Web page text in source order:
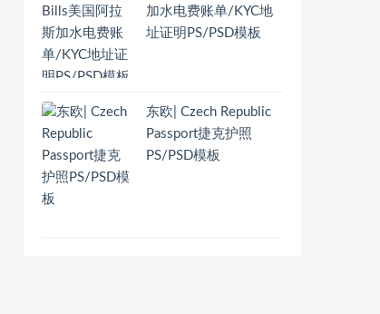
加水电费账单/KYC地
址证明PS/PSD模板
东欧| Czech Republic
Passport捷克护照
PS/PSD模板